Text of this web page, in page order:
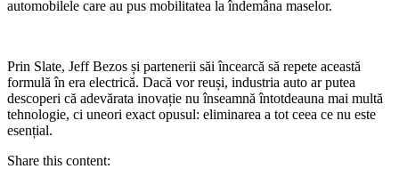
automobilele care au pus mobilitatea la îndemâna maselor.
Prin Slate, Jeff Bezos și partenerii săi încearcă să repete această
formulă în era electrică. Dacă vor reuși, industria auto ar putea
descoperi că adevărata inovație nu înseamnă întotdeauna mai multă
tehnologie, ci uneori exact opusul: eliminarea a tot ceea ce nu este
esențial.
Share this content: